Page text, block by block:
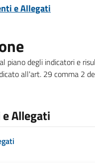
e Allegati
piano degli indicatori e
all'art. 29 comma 2
Allegati